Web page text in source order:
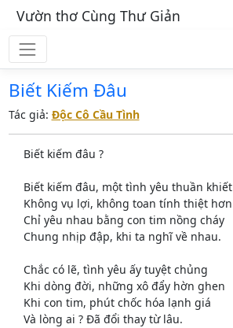
Vườn thơ Cùng Thư Giản
Biết Kiếm Đâu
Tác giả: Độc Cô Cầu Tình
Biết kiếm đâu ?
Biết kiếm đâu, một tình yêu thuần khiết
Không vụ lợi, không toan tính thiệt hơn
Chỉ yêu nhau bằng con tim nồng cháy
Chung nhịp đập, khi ta nghĩ về nhau.
Chắc có lẽ, tình yêu ấy tuyệt chủng
Khi dòng đời, những xô đẩy hờn ghen
Khi con tim, phút chốc hóa lạnh giá
Và lòng ai ? Đã đổi thay từ lâu.